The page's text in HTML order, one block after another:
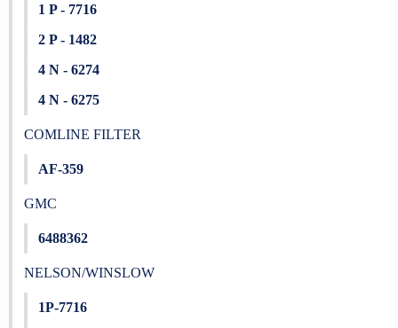
1 P - 7716
2 P - 1482
4 N - 6274
4 N - 6275
COMLINE FILTER
AF-359
GMC
6488362
NELSON/WINSLOW
1P-7716